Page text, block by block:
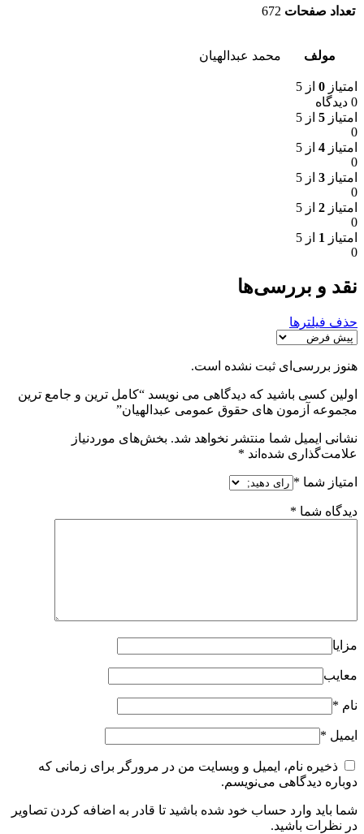
تعداد صفحات 672
مولف محمد عبدالهیان
امتیاز 0 از 5
0 دیدگاه
امتیاز 5 از 5
0
امتیاز 4 از 5
0
امتیاز 3 از 5
0
امتیاز 2 از 5
0
امتیاز 1 از 5
0
نقد و بررسی‌ها
حذف فیلترها
هنوز بررسی‌ای ثبت نشده است.
اولین کسی باشید که دیدگاهی می نویسد “کامل ترین و جامع ترین
مجموعه آزمون های حقوق عمومی عبدالهیان”
نشانی ایمیل شما منتشر نخواهد شد. بخش‌های موردنیاز
علامت‌گذاری شده‌اند *
امتیاز شما *
دیدگاه شما *
مزایا
معایب
نام *
ایمیل *
ذخیره نام، ایمیل و وبسایت من در مرورگر برای زمانی که
دوباره دیدگاهی می‌نویسم.
شما باید وارد حساب خود شده باشید تا قادر به اضافه کردن تصاویر
در نظرات باشید.